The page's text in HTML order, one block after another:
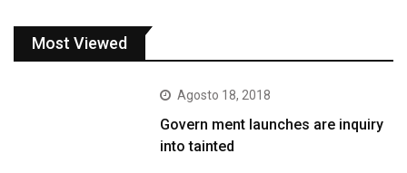
Most Viewed
Agosto 18, 2018
Govern ment launches are inquiry
into tainted